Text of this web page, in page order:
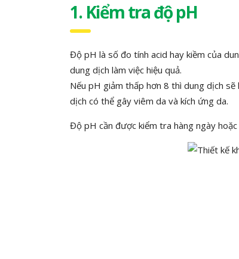
1. Kiểm tra độ pH
Độ pH là số đo tính acid hay kiềm của
dung dịch làm việc hiệu quả.
Nếu pH giảm thấp hơn 8 thì dung dịch
dịch có thể gây viêm da và kích ứng da.
Độ pH cần được kiểm tra hàng ngày